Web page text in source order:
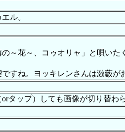
ル。
の～花～、コゥオリャ」と唄い
すね。ヨッキレンさんは激藪が
orタップ）しても画像が切り替わ